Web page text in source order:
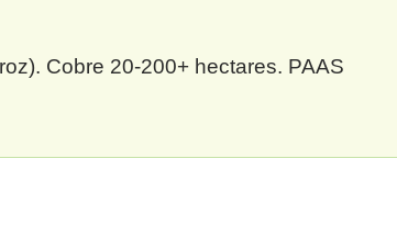
Cobre 20-200+ hectares. PAAS